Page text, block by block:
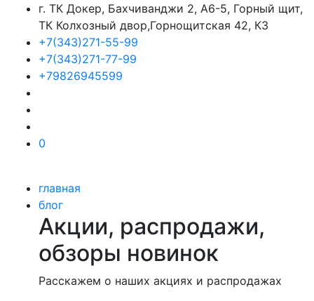
г. ТК Докер, Бахчиванджи 2, А6-5, Горный щит,
ТК Колхозный двор,Горнощитская 42, К3
+7(343)271-55-99
+7(343)271-77-99
+79826945599
0
главная
блог
Акции, распродажи,
обзоры новинок
Расскажем о наших акциях и распродажах